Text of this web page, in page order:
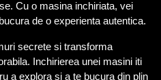
Cu o masina inchiriata, vei
de o experienta autentica.
secrete si transforma
Inchirierea unei masini iti
a explora si a te bucura din plin